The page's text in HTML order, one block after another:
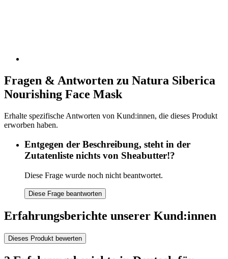
Fragen & Antworten zu Natura Siberica
Nourishing Face Mask
Erhalte spezifische Antworten von Kund:innen, die dieses Produkt
erworben haben.
Entgegen der Beschreibung, steht in der
Zutatenliste nichts von Sheabutter!?
Diese Frage wurde noch nicht beantwortet.
Diese Frage beantworten
Erfahrungsberichte unserer Kund:innen
Dieses Produkt bewerten